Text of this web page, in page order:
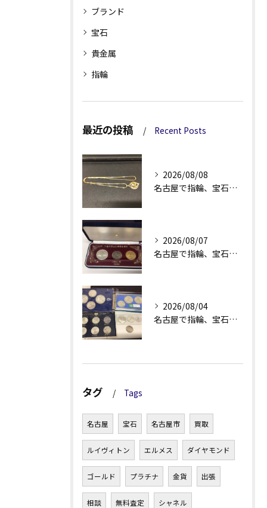
ブランド
宝石
貴金属
指輪
最近の投稿 Recent Posts
2026/08/08
名古屋で指輪、宝石買取なら当店で！！。
2026/08/07
名古屋で指輪、宝石買取なら当店で！！。
2026/08/04
名古屋で指輪、宝石買取なら当店で！！。
タグ Tags
名古屋 宝石 名古屋市 買取
ルイヴィトン エルメス ダイヤモンド
ゴールド プラチナ 金貨 出張
相談 無料査定 シャネル